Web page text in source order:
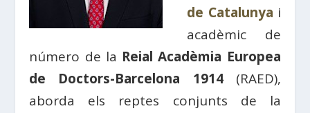
de Catalunya i
acadèmic de
número de la Reial Acadèmia Europea
de Doctors-Barcelona 1914(RAED),
aborda els reptes conjunts de la